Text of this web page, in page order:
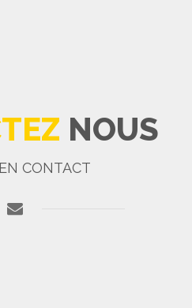
NOUS
CONTACT